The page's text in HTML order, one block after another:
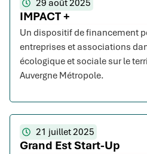
29 août 2025
IMPACT +
Un dispositif de financement
entreprises et associations
écologique et sociale sur le
Auvergne Métropole.
21 juillet 2025
Grand Est Start-Up